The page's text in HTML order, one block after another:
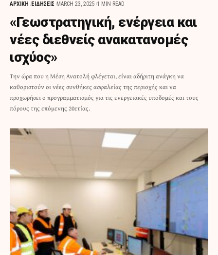
ΑΡΧΙΚΗ ΕΙΔΗΣΕΙΣ MARCH 23, 2025 1 MIN READ
«Γεωστρατηγική, ενέργεια και
νέες διεθνείς ανακατανομές
ισχύος»
Την ώρα που η Μέση Ανατολή φλέγεται, είναι αδήριτη ανάγκη να
καθοριστούν οι νέες συνθήκες ασφαλείας της περιοχής και να
προχωρήσει ο προγραμματισμός για τις ενεργειακές υποδομές και τους
πόρους της επόμενης 20ετίας.